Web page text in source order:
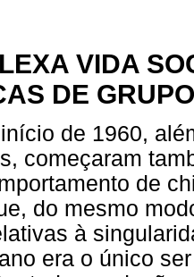
VIDA
DE
de 1960,
começaram
de
do mesmo
à
era o único